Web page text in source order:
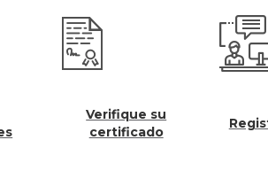
certificado
Registros Públicos